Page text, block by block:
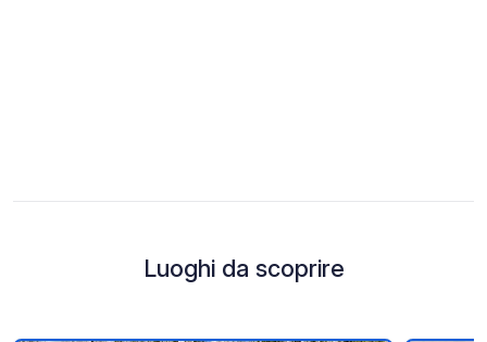
Luoghi da scoprire